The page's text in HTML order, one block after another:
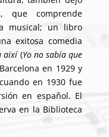
que comprende
musical; un libro
exitosa comedia
així(Yo no sabía que
en 1929 y
en 1930 fue
en español. El
en la Biblioteca